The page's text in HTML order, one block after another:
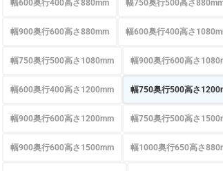
幅600奥行400高さ880mm 幅750奥行500高さ
幅900奥行600高さ880mm 幅600奥行400高さ
幅750奥行500高さ1080mm 幅900奥行600高さ
幅600奥行400高さ1200mm 幅750奥行500高さ
幅900奥行600高さ1200mm 幅750奥行500高さ
幅900奥行600高さ1500mm 幅1000奥行650高さ